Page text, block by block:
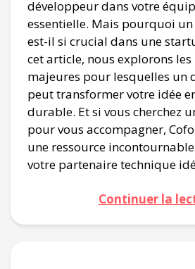
développeur dans votre
essentielle. Mais pourquoi
est-il si crucial dans une
cet article, nous explorons les
majeures pour lesquelles un
peut transformer votre idée
durable. Et si vous cherchez
pour vous accompagner,
une ressource
votre partenaire technique
Continuer la